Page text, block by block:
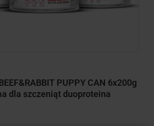
PUPPY CAN 6x200g
dla szczeniąt duoproteina